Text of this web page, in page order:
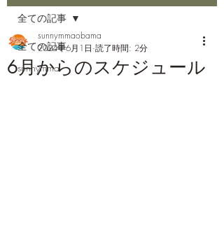
全ての記事
sunnymma
全ての記事
6月からのスケジュール
sunnymmaobama
2024年6月1日 読了時間: 2分